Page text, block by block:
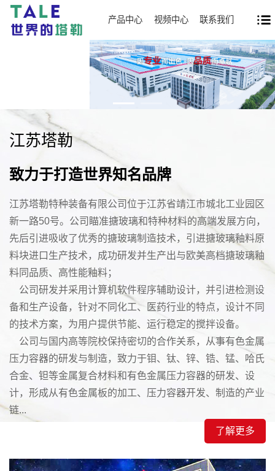
产品中心 视频中心 联系我们
江苏塔勒
致力于打造世界知名品牌
江苏塔勒特种装备有限公司位于江苏省靖江市城北工业园区
新一路50号。公司瞄准搪玻璃和特种材料的高端发展方向，
先后引进吸收了优秀的搪玻璃制造技术，引进搪玻璃釉料原
料块进口生产技术，成功研发并生产出与欧美高档搪玻璃釉
料同品质、高性能釉料；
公司研发并采用计算机软件程序辅助设计，并引进检测设
备和生产设备，针对不同化工、医药行业的特点，设计不同
的技术方案，为用户提供节能、运行稳定的搅拌设备。
公司与国内高等院校保持密切的合作关系，从事有色金属
压力容器的研发与制造，致力于钼、钛、锌、锆、锰、哈氏
合金、钽等金属复合材料和有色金属压力容器的研发、设
计，形成从有色金属板的加工、压力容器开发、制造的产业
链...
了解更多